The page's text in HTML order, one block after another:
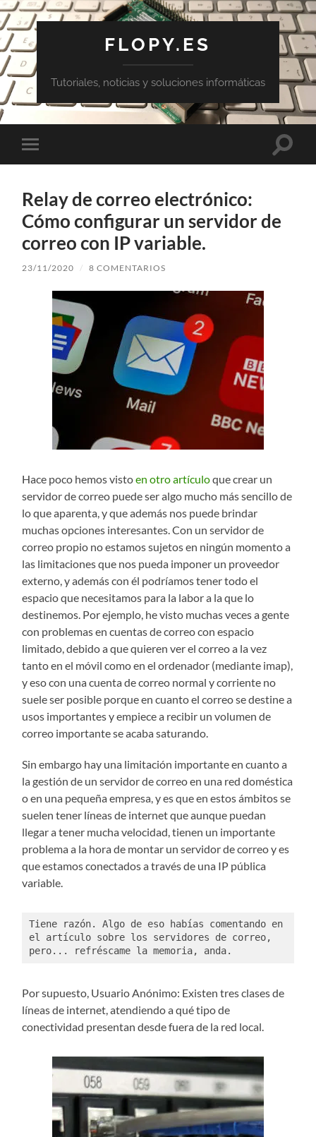
FLOPY.ES
Tutoriales, noticias y soluciones informáticas
Alternar
el
móvil
Relay de correo electrónico:
Cómo configurar un servidor de
correo con IP variable.
23/11/2020 / 8 COMENTARIOS
Hace poco hemos vistoen otro artículoque crear un
servidor de correo puede ser algo mucho más sencillo de
lo que aparenta, y que además nos puede brindar
muchas opciones interesantes. Con un servidor de
correo propio no estamos sujetos en ningún momento a
las limitaciones que nos pueda imponer un proveedor
externo, y además con él podríamos tener todo el
espacio que necesitamos para la labor a la que lo
destinemos. Por ejemplo, he visto muchas veces a gente
con problemas en cuentas de correo con espacio
limitado, debido a que quieren ver el correo a la vez
tanto en el móvil como en el ordenador (mediante imap),
y eso con una cuenta de correo normal y corriente no
suele ser posible porque en cuanto el correo se destine a
usos importantes y empiece a recibir un volumen de
correo importante se acaba saturando.
Sin embargo hay una limitación importante en cuanto a
la gestión de un servidor de correo en una red doméstica
o en una pequeña empresa, y es que en estos ámbitos se
suelen tener líneas de internet que aunque puedan
llegar a tener mucha velocidad, tienen un importante
problema a la hora de montar un servidor de correo y es
que estamos conectados a través de una IP pública
variable.
Tiene razón. Algo de eso habías comentando en
el artículo sobre los servidores de correo,
pero... refréscame la memoria, anda.
Por supuesto, Usuario Anónimo: Existen tres clases de
líneas de internet, atendiendo a qué tipo de
conectividad presentan desde fuera de la red local.